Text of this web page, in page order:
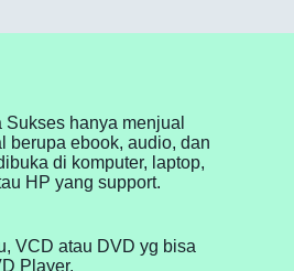
Sukses hanya menjual
berupa ebook, audio, dan
di komputer, laptop,
HP yang support.
VCD atau DVD yg bisa
Player.